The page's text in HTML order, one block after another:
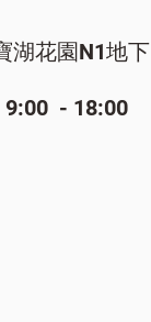
湖花園N1地下
9:00 - 18:00​